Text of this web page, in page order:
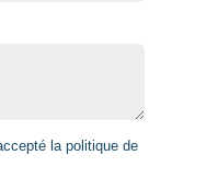
la politique de